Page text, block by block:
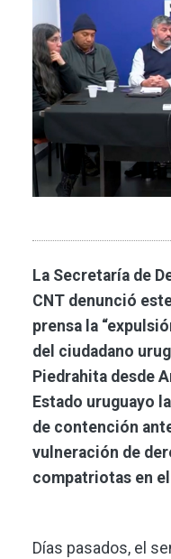
La Secretaría de
CNT denunció
prensa la
del ciudadano
Piedrahita desde
Estado uruguayo
de contención
vulneración de
compatriotas en
Días pasados, el